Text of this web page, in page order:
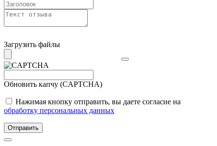
Загрузить файлы
Обновить капчу (CAPTCHA)
Нажимая кнопку отправить, вы даете согласие на
обработку персональных данных
Отправить